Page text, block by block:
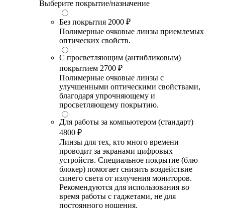
Выберите покрытие/назначение
Без покрытия 2000 ₽
Полимерные очковые линзы приемлемых
оптических свойств.
С просветляющим (антибликовым)
покрытием 2700 ₽
Полимерные очковые линзы с
улучшенными оптическими свойствами,
благодаря упрочняющему и
просветляющему покрытию.
Для работы за компьютером (стандарт)
4800 ₽
Линзы для тех, кто много времени
проводит за экранами цифровых
устройств. Специальное покрытие (блю
блокер) помогает снизить воздействие
синего света от излучения мониторов.
Рекомендуются для использования во
время работы с гаджетами, не для
постоянного ношения.